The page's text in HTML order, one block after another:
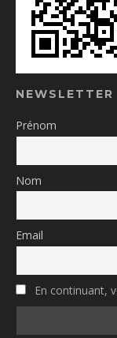
NEWSLETTER
Prénom
Nom
Email
En continuant,